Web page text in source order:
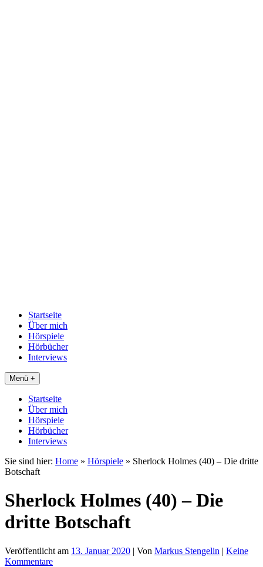
Startseite
Über mich
Hörspiele
Hörbücher
Interviews
Menü +
Startseite
Über mich
Hörspiele
Hörbücher
Interviews
Sie sind hier: Home » Hörspiele » Sherlock Holmes (40) – Die dritte
Botschaft
Sherlock Holmes (40) – Die
dritte Botschaft
Veröffentlicht am 13. Januar 2020 | Von Markus Stengelin | Keine
Kommentare